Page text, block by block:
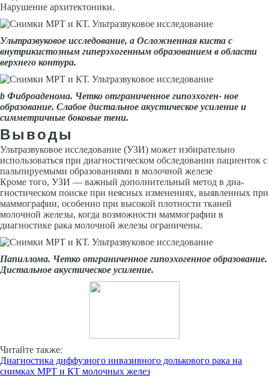
Нарушение архитектоники.
Ультразвуковое исследование, а Осложненная киста с
внутрикистозным гиперэхогенным образованием в области
верхнего контура.
b Фиброаденома. Четко отграниченное гипоэхоген- ное
образование. Слабое дистальное акустическое усиление и
симметричные боковые тени.
Выводы
Ультразвуковое исследование (УЗИ) может избирательно
использоваться при диагностическом обследовании пациенток с
пальпируемыми образованиями в молочной железе
Кроме того, УЗИ — важный дополнительный метод в диа­
гностическом поиске при неясных изменениях, выявленных при
маммографии, особенно при высокой плотности тканей
молочной железы, когда возможности маммографии в
диагностике рака молочной железы ограничены.
Папиллома. Четко отграниченное гипоэхогенное образование.
Дистальное акустическое усиление.
Читайте также:
Диагностика диффузного инвазивного долькового рака на
снимках МРТ и КТ молочных желез